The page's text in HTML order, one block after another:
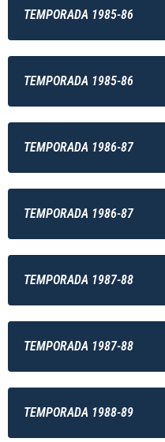
TEMPORADA 1985-86
TEMPORADA 1985-86
TEMPORADA 1986-87
TEMPORADA 1986-87
TEMPORADA 1987-88
TEMPORADA 1987-88
TEMPORADA 1988-89